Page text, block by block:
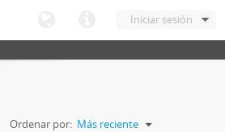
Iniciar sesión
Ordenar por: Más reciente